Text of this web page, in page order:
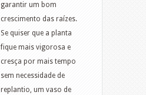
garantir um bom
crescimento das raízes.
Se quiser que a planta
fique mais vigorosa e
cresça por mais tempo
sem necessidade de
replantio, um vaso de